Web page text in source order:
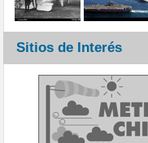
Sitios de Interés